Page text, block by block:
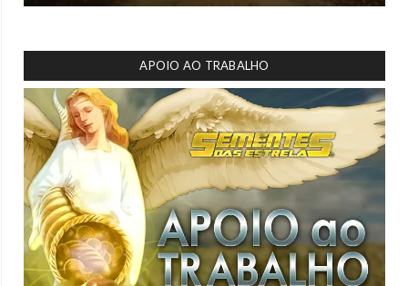
APOIO AO TRABALHO